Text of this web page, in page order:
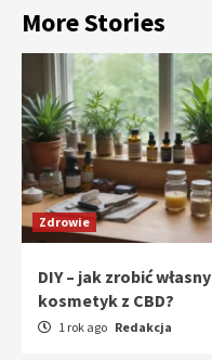
More Stories
Zdrowie
DIY – jak zrobić własny
kosmetyk z CBD?
1 rok ago Redakcja